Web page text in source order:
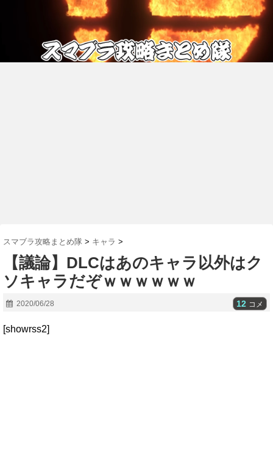
スマブラ攻略まとめ隊 > キャラ >
【議論】DLCはあのキャラ以外はク
ソキャラだぞｗｗｗｗｗｗ
2020/06/28 12 コメ
[showrss2]